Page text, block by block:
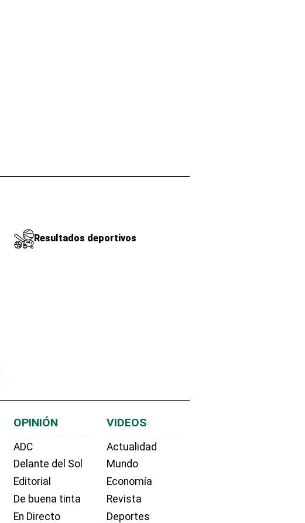
Resultados deportivos
OPINIÓN
ADC
Delante del Sol
Editorial
De buena tinta
En Directo
VIDEOS
Actualidad
Mundo
Economía
Revista
Deportes